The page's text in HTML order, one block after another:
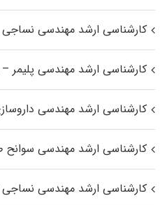
کارشناسی ارشد مهندسی نساجی
کارشناسی ارشد مهندسی پلیمر
کارشناسی ارشد مهندسی
کارشناسی ارشد مهندسی سوانح
کارشناسی ارشد مهندسی